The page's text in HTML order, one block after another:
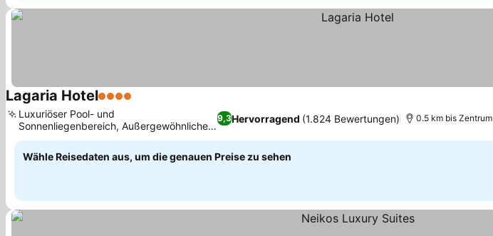
Lagaria Hotel4 Sterne
9,3Hervorragend (1.824 Bewertungen)
Luxuriöser Pool- und
Sonnenliegenbereich, Außergewöhnlicher
Service von einem Familienunternehmen
0.5 km bis Zentrum
Wähle Reisedaten aus, um die genauen Preise zu sehen